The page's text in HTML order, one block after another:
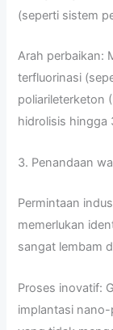
(seperti sistem
Arah perbaikan:
terfluorinasi
poliarileterketon
hidrolisis hingga
3. Penandaan
Permintaan
memerlukan
sangat lembam
Proses inovatif:
implantasi